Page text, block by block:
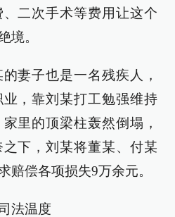
二次手术等费用让这个
境。
妻子也是一名残疾人，
，靠刘某打工勉强维持
里的顶梁柱轰然倒塌，
下，刘某将董某、付某
赔偿各项损失9万余元。
法温度